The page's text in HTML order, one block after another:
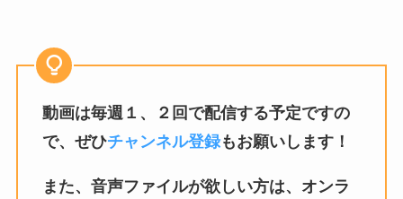
動画は毎週１、２回で配信する予定ですの
で、ぜひチャンネル登録もお願いします！
また、音声ファイルが欲しい方は、オンラ